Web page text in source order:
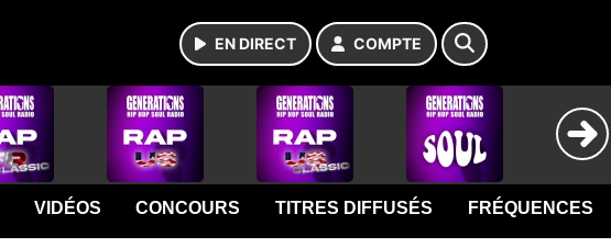
EN DIRECT COMPTE
VIDÉOS CONCOURS TITRES DIFFUSÉS FRÉQUENCES